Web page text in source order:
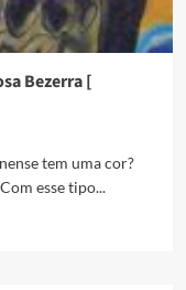
Bezerra [
tem uma cor?
esse tipo...